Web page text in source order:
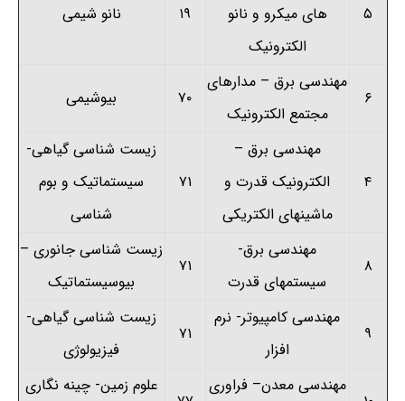
۵
های میکرو و نانو
الکترونیک
۱۹ نانو شیمی
۶
مهندسی برق – مدارهای
مجتمع الکترونیک
۷۰ بیوشیمی
۴
مهندسی برق –
الکترونیک قدرت و
ماشینهای الکتریکی
۷۱
زیست شناسی گیاهی-
سیستماتیک و بوم
شناسی
۸
مهندسی برق-
سیستمهای قدرت
۷۱
زیست شناسی جانوری –
بیوسیستماتیک
۹
مهندسی کامپیوتر- نرم
افزار
۷۱
زیست شناسی گیاهی-
فیزیولوژی
مهندسی معدن–فراوری
علوم زمین- چینه نگاری